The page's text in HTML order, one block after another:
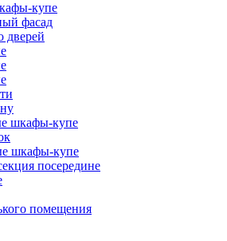
купе
фасад
дверей
шкафы-купе
шкафы-купе
посередине
помещения